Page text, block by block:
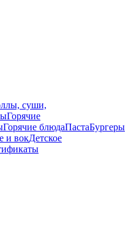
суши,
Горячие
Горячие блюдаПастаБургеры
и вокДетское